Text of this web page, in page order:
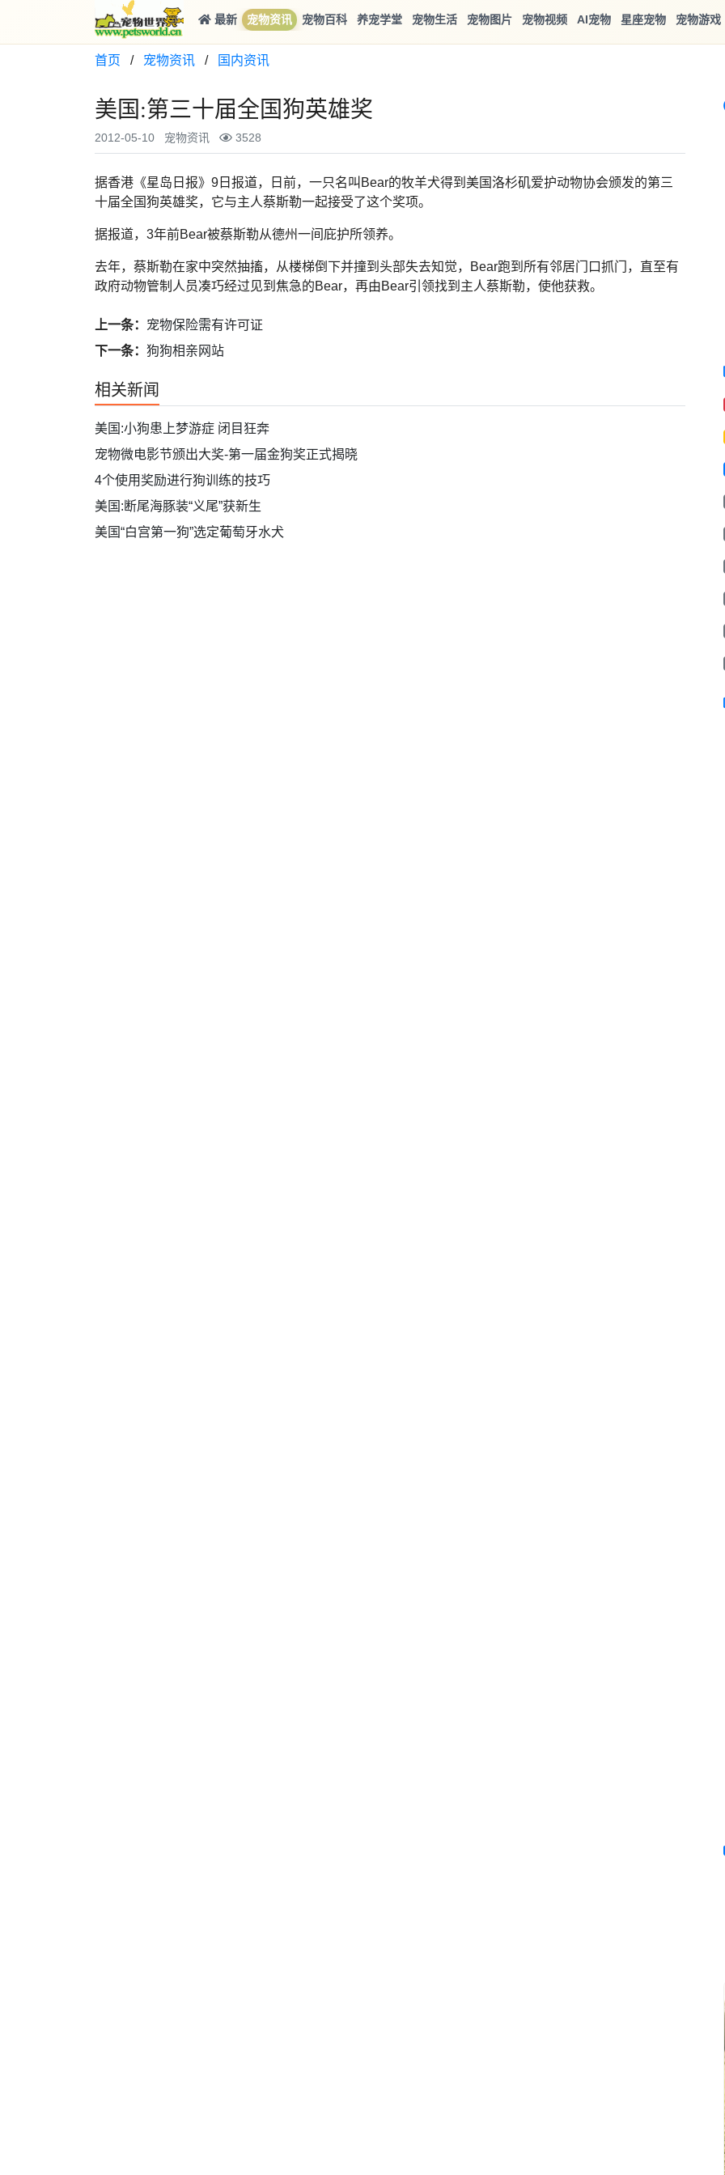
最新 宠物资讯 宠物百科 养宠学堂 宠物生活 宠物图片 宠物视频 AI宠物 星座宠物 宠物游戏
首页 / 宠物资讯 / 国内资讯
美国:第三十届全国狗英雄奖
2012-05-10 宠物资讯 3528
据香港《星岛日报》9日报道，日前，一只名叫Bear的牧羊犬得到美国洛杉矶爱护动物协会颁发的第三
十届全国狗英雄奖，它与主人蔡斯勒一起接受了这个奖项。
据报道，3年前Bear被蔡斯勒从德州一间庇护所领养。
去年，蔡斯勒在家中突然抽搐，从楼梯倒下并撞到头部失去知觉，Bear跑到所有邻居门口抓门，直至有
政府动物管制人员凑巧经过见到焦急的Bear，再由Bear引领找到主人蔡斯勒，使他获救。
上一条： 宠物保险需有许可证
下一条： 狗狗相亲网站
相关新闻
美国:小狗患上梦游症 闭目狂奔
宠物微电影节颁出大奖-第一届金狗奖正式揭晓
4个使用奖励进行狗训练的技巧
美国:断尾海豚装“义尾”获新生
美国“白宫第一狗”选定葡萄牙水犬